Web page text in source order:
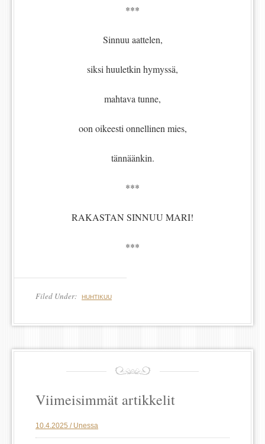
***
Sinnuu aattelen,
siksi huuletkin hymyssä,
mahtava tunne,
oon oikeesti onnellinen mies,
tännäänkin.
***
RAKASTAN SINNUU MARI!
***
Filed Under: HUHTIKUU
Viimeisimmät artikkelit
10.4.2025 / Unessa